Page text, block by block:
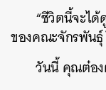
“ชีวิตนี้จะได้
ของคณะจักรพันธุ์
วันนี้ คุณต๋อง